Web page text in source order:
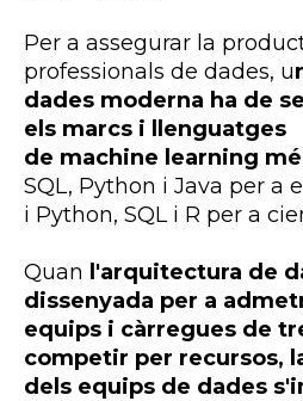
Per a assegurar la
professionals de dades, u
dades moderna ha de
els marcs i llenguatges
de machine learning
SQL, Python i Java per a
i Python, SQL i R per a
Quan l'arquitectura de
dissenyada per a
equips i càrregues de
competir per recursos,
dels equips de dades